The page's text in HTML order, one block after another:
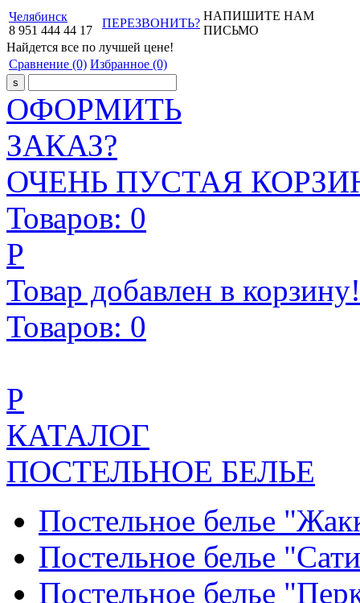
Челябинск
8 951 444 44 17
ПЕРЕЗВОНИТЬ?
НАПИШИТЕ НАМ
ПИСЬМО
Найдется все по лучшей цене!
Сравнение (0) Избранное (0)
ОФОРМИТЬ
ЗАКАЗ?
ОЧЕНЬ ПУСТАЯ
Товаров: 0
Р
Товар добавлен в корзину!
Товаров: 0
Р
КАТАЛОГ
ПОСТЕЛЬНОЕ БЕЛЬЕ
Постельное белье
Постельное белье
Постельное белье